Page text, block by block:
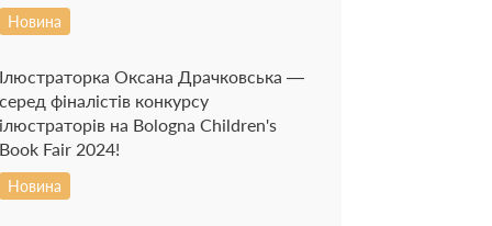
Новина
Ілюстраторка Оксана Драчковська —
серед фіналістів конкурсу
ілюстраторів на Bologna Children's
Book Fair 2024!
Новина